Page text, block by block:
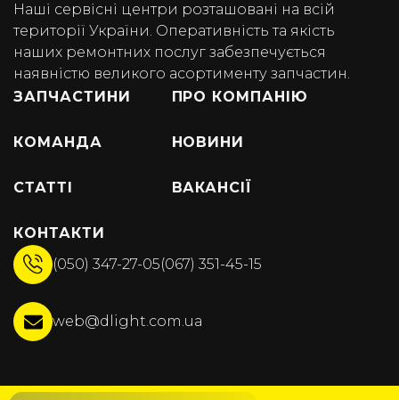
Наші сервісні центри розташовані на всій
території України. Оперативність та якість
наших ремонтних послуг забезпечується
наявністю великого асортименту запчастин.
ЗАПЧАСТИНИ
ПРО КОМПАНІЮ
КОМАНДА НОВИНИ
СТАТТІ ВАКАНСІЇ
КОНТАКТИ
(050) 347-27-05(067) 351-45-15
web@dlight.com.ua